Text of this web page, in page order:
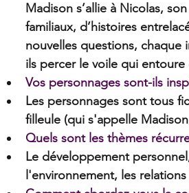
Madison s’allie à Nicolas,
familiaux, d’histoires
nouvelles questions, chaque
ils percer le voile qui
Vos personnages sont-ils
Les personnages sont tous
filleule (qui s'appelle
Quels sont les thèmes
Le développement
l'environnement, les